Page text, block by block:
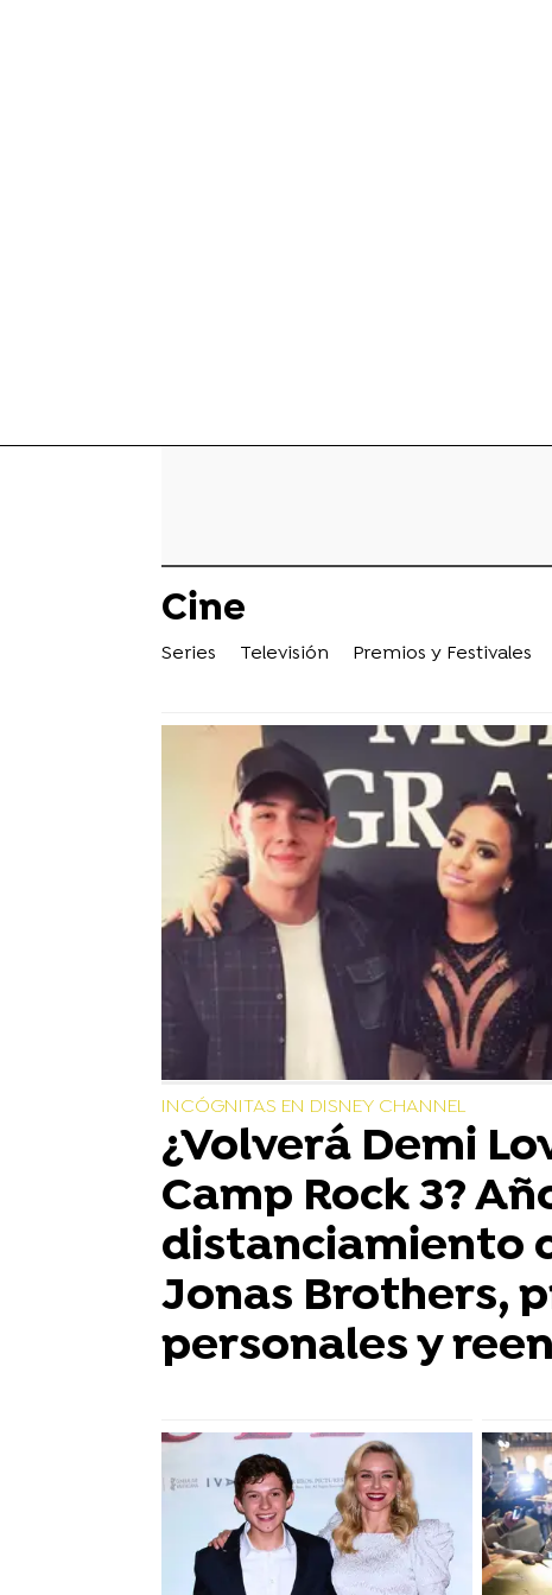
Cine
Series Televisión Premios y Festivales
INCÓGNITAS EN DISNEY CHANNEL
¿Volverá Demi
Camp Rock 3?
distanciamiento
Jonas Brothers,
personales y